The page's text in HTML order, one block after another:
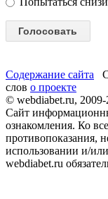
Содержание сайта
слов о проекте
© webdiabet.ru, 2009-
Сайт
ознакомления. Ко
противопоказания,
использовании и/
webdiabet.ru